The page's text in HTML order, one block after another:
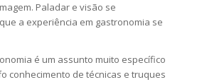
Paladar e visão se
a experiência em gastronomia se
é um assunto muito específico
conhecimento de técnicas e truques